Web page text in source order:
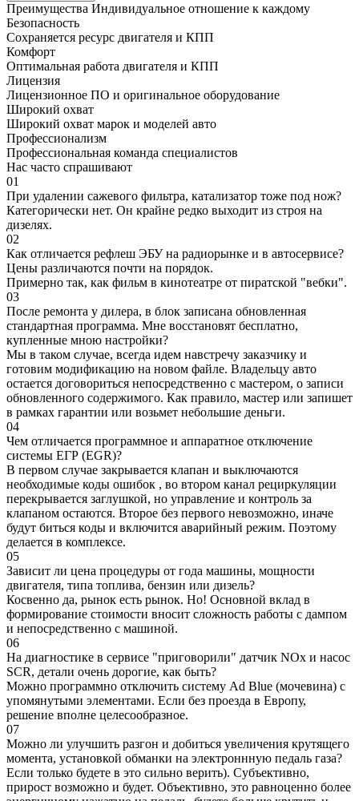
Преимущества Индивидуальное отношение к каждому
Безопасность
Сохраняется ресурс двигателя и КПП
Комфорт
Оптимальная работа двигателя и КПП
Лицензия
Лицензионное ПО и оригинальное оборудование
Широкий охват
Широкий охват марок и моделей авто
Профессионализм
Профессиональная команда специалистов
Нас часто спрашивают
01
При удалении сажевого фильтра, катализатор тоже под нож?
Категорически нет. Он крайне редко выходит из строя на
дизелях.
02
Как отличается рефлеш ЭБУ на радиорынке и в автосервисе?
Цены различаются почти на порядок.
Примерно так, как фильм в кинотеатре от пиратской "вебки".
03
После ремонта у дилера, в блок записана обновленная
стандартная программа. Мне восстановят бесплатно,
купленные мною настройки?
Мы в таком случае, всегда идем навстречу заказчику и
готовим модификацию на новом файле. Владельцу авто
остается договориться непосредственно с мастером, о записи
обновленного содержимого. Как правило, мастер или запишет
в рамках гарантии или возьмет небольшие деньги.
04
Чем отличается программное и аппаратное отключение
системы ЕГР (EGR)?
В первом случае закрывается клапан и выключаются
необходимые коды ошибок , во втором канал рециркуляции
перекрывается заглушкой, но управление и контроль за
клапаном остаются. Второе без первого невозможно, иначе
будут биться коды и включится аварийный режим. Поэтому
делается в комплексе.
05
Зависит ли цена процедуры от года машины, мощности
двигателя, типа топлива, бензин или дизель?
Косвенно да, рынок есть рынок. Но! Основной вклад в
формирование стоимости вносит сложность работы с дампом
и непосредственно с машиной.
06
На диагностике в сервисе "приговорили" датчик NOx и насос
SCR, детали очень дорогие, как быть?
Можно программно отключить систему Ad Blue (мочевина) с
упомянутыми элементами. Если без проезда в Европу,
решение вполне целесообразное.
07
Можно ли улучшить разгон и добиться увеличения крутящего
момента, установкой обманки на электроннную педаль газа?
Если только будете в это сильно верить). Субъективно,
прирост возможно и будет. Объективно, это равноценно более